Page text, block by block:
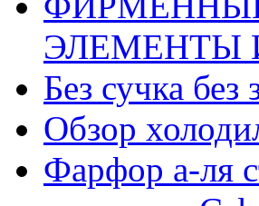
ЭЛЕМЕНТЫ
Без сучка
Обзор
Фарфор а-ля